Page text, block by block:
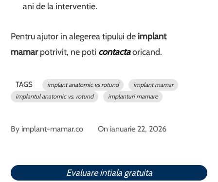
ani de la interventie.
Pentru ajutor in alegerea tipului de implant
mamarpotrivit, ne poti contactaoricand.
TAGS implant anatomic vs rotund
implant mamar
implantul anatomic vs. rotund
implanturi mamare
By implant-mamar.co On ianuarie 22, 2026
Evaluare intiala gratuita